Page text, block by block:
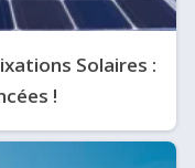
Solaires :
!